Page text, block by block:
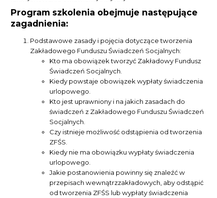
Program szkolenia obejmuje następujące
zagadnienia:
Podstawowe zasady i pojęcia dotyczące tworzenia
Zakładowego Funduszu Świadczeń Socjalnych:
Kto ma obowiązek tworzyć Zakładowy Fundusz
Świadczeń Socjalnych.
Kiedy powstaje obowiązek wypłaty świadczenia
urlopowego.
Kto jest uprawniony i na jakich zasadach do
świadczeń z Zakładowego Funduszu Świadczeń
Socjalnych.
Czy istnieje możliwość odstąpienia od tworzenia
ZFŚS.
Kiedy nie ma obowiązku wypłaty świadczenia
urlopowego.
Jakie postanowienia powinny się znaleźć w
przepisach wewnątrzzakładowych, aby odstąpić
od tworzenia ZFŚS lub wypłaty świadczenia